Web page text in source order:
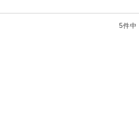
5件中